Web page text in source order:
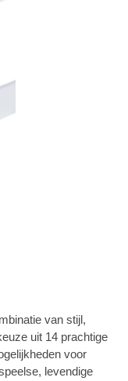
van stijl,
uit 14 prachtige
voor
levendige